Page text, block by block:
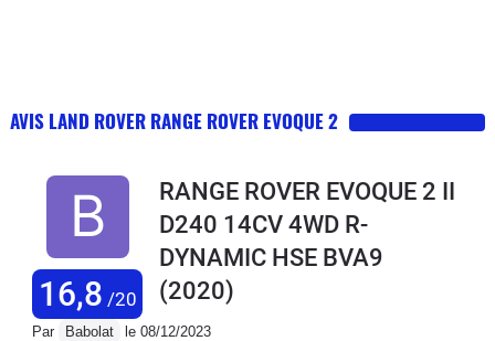
AVIS LAND ROVER RANGE ROVER EVOQUE 2
16,8 /20
RANGE ROVER EVOQUE 2 II
D240 14CV 4WD R-
DYNAMIC HSE BVA9
(2020)
Par Babolat le 08/12/2023